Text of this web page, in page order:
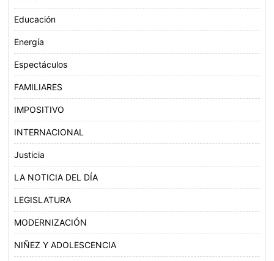
Educación
Energía
Espectáculos
FAMILIARES
IMPOSITIVO
INTERNACIONAL
Justicia
LA NOTICIA DEL DÍA
LEGISLATURA
MODERNIZACIÓN
NIÑEZ Y ADOLESCENCIA